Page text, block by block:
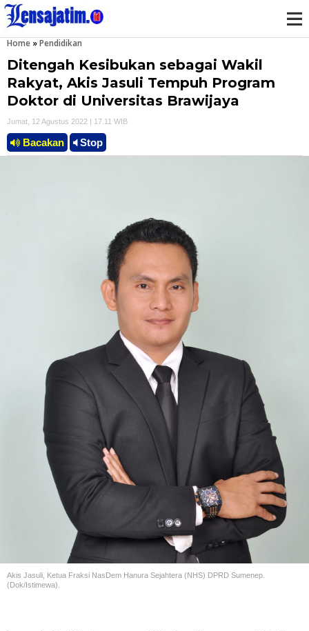
Home »Pendidikan
Ditengah Kesibukan sebagai Wakil
Rakyat, Akis Jasuli Tempuh Program
Doktor di Universitas Brawijaya
Jumat, 12 Agustus 2022 | 17.11 WIB
Bacakan Stop
Akis Jasuli, Ketua Fraksi NasDem Hanura Sejahtera (NHS) DPRD Sumenep.
(Dok/Istimewa).